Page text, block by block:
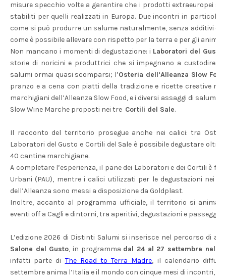
misure specchio volte a garantire che i prodotti extraeuropei
stabiliti per quelli realizzati in Europa. Due incontri in
come si può produrre un salume naturalmente, senza additivi e
come è possibile allevare con rispetto per la terra e per gli animali.
Non mancano i momenti di degustazione: i Laboratori del Gusto
storie di noricini e produttrici che si impegnano a custodire
salumi ormai quasi scomparsi; l’Osteria dell’Alleanza Slow Food
pranzo e a cena con piatti della tradizione e ricette creative
marchigiani dell’Alleanza Slow Food, e i diversi assaggi di salumi
Slow Wine Marche proposti nei tre Cortili del Sale.
Il racconto del territorio prosegue anche nei calici: tra Osteria
Laboratori del Gusto e Cortili del Sale è possibile degustare
40 cantine marchigiane.
A completare l’esperienza, il pane dei Laboratori e dei Cortili è
Urbani (PAU), mentre i calici utilizzati per le degustazioni nei
dell’Alleanza sono messi a disposizione da Goldplast.
Inoltre, accanto al programma ufficiale, il territorio si anima
eventi off a Cagli e dintorni, tra aperitivi, degustazioni e
L’edizione 2026 di Distinti Salumi si inserisce nel percorso di
Salone del Gusto, in programma dal 24 al 27 settembre nel
infatti parte di The Road to Terra Madre, il calendario
settembre anima l’Italia e il mondo con cinque mesi di incontri,